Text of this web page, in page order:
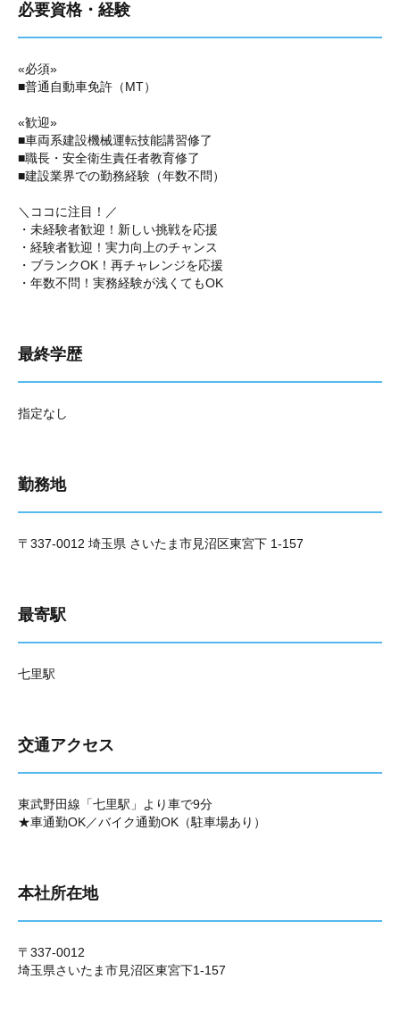
必要資格・経験
«必須»
■普通自動車免許（MT）
«歓迎»
■車両系建設機械運転技能講習修了
■職長・安全衛生責任者教育修了
■建設業界での勤務経験（年数不問）
＼ココに注目！／
・未経験者歓迎！新しい挑戦を応援
・経験者歓迎！実力向上のチャンス
・ブランクOK！再チャレンジを応援
・年数不問！実務経験が浅くてもOK
最終学歴
指定なし
勤務地
〒337-0012 埼玉県 さいたま市見沼区東宮下 1-157
最寄駅
七里駅
交通アクセス
東武野田線「七里駅」より車で9分
★車通勤OK／バイク通勤OK（駐車場あり）
本社所在地
〒337-0012
埼玉県さいたま市見沼区東宮下1-157